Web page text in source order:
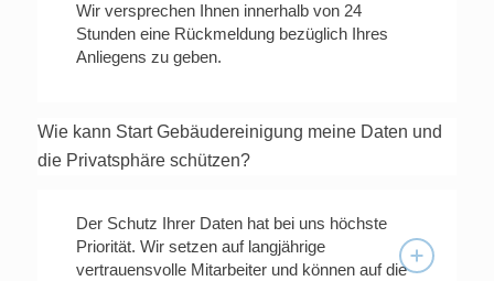
Wir versprechen Ihnen innerhalb von 24
Stunden eine Rückmeldung bezüglich Ihres
Anliegens zu geben.
Wie kann Start Gebäudereinigung meine Daten und
die Privatsphäre schützen?
Der Schutz Ihrer Daten hat bei uns höchste
Priorität. Wir setzen auf langjährige
vertrauensvolle Mitarbeiter und können auf die